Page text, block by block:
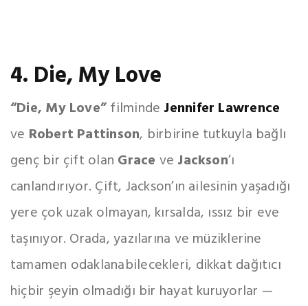
4. Die, My Love
“Die, My Love”filminde Jennifer Lawrence
ve Robert Pattinson, birbirine tutkuyla bağlı
genç bir çift olan Grace ve Jackson’ı
canlandırıyor. Çift, Jackson’ın ailesinin yaşadığı
yere çok uzak olmayan, kırsalda, ıssız bir eve
taşınıyor. Orada, yazılarına ve müziklerine
tamamen odaklanabilecekleri, dikkat dağıtıcı
hiçbir şeyin olmadığı bir hayat kuruyorlar —